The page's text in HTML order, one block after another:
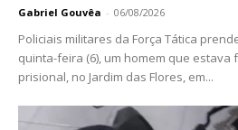
Gabriel Gouvêa - 06/08/2026
Policiais militares da Força Tática
quinta-feira (6), um homem que estava
prisional, no Jardim das Flores, em...